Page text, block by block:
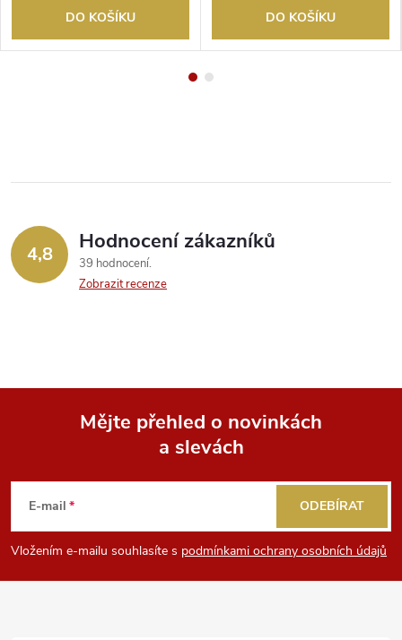
DO KOŠÍKU DO KOŠÍKU
4,8 Hodnocení zákazníků
39 hodnocení
Zobrazit recenze
p
Mějte přehled o novinkách
a slevách
E-mail
Vložením e-mailu souhlasíte s podmínkami ochrany osobních údajů
ODEBÍRAT